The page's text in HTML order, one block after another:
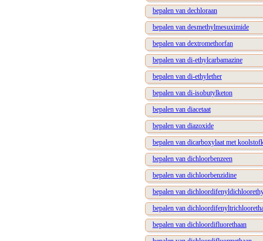
bepalen van dechloraan
bepalen van desmethylmesuximide
bepalen van dextromethorfan
bepalen van di-ethylcarbamazine
bepalen van di-ethylether
bepalen van di-isobutylketon
bepalen van diacetaat
bepalen van diazoxide
bepalen van dicarboxylaat met
bepalen van dichloorbenzeen
bepalen van dichloorbenzidine
bepalen van
bepalen van
bepalen van dichloordifluorethaan